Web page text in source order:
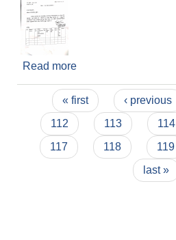
Read more
Pages« first ‹ previous
112
113 114
117
118 119
last »